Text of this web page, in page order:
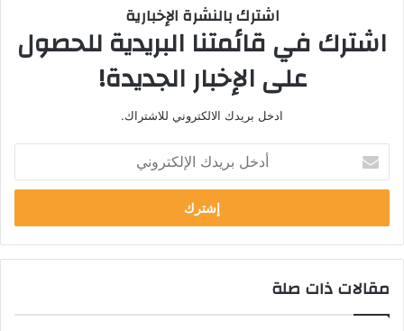
اشترك بالنشرة الإخبارية
اشترك في قائمتنا البريدية للحصول
على الإخبار الجديدة!
ادخل بريدك الالكتروني للاشتراك.
خ
ب
ر
د
ا
مقالات ذات صلة